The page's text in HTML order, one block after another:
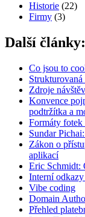
Historie (22)
Firmy (3)
Další články:
Co jsou to
Strukturovaná
Zdroje
Konvence
podtržítka a
Formáty
Sundar
Zákon o
aplikací
Eric Schmidt:
Interní
Vibe coding
Domain
Přehled